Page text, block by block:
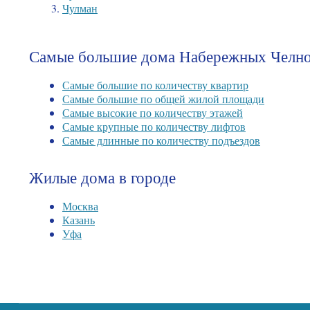
Чулман
Самые большие дома Набережных
Самые большие по количеству квартир
Самые большие по общей жилой площади
Самые высокие по количеству этажей
Самые крупные по количеству лифтов
Самые длинные по количеству подъездов
Жилые дома в городе
Москва
Казань
Уфа